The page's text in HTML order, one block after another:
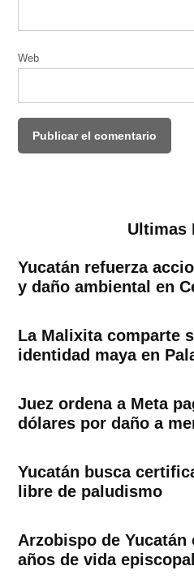
Web
Ultimas
Yucatán refuerza
y daño ambiental en
La Malixita comparte
identidad maya en
Juez ordena a Meta
dólares por daño a
Yucatán busca
libre de paludismo
Arzobispo de Yucatán
años de vida